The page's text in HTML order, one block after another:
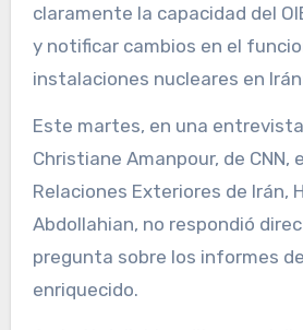
claramente la capacidad del
y notificar cambios en el
instalaciones nucleares en
Este martes, en una
Christiane Amanpour, de CNN,
Relaciones Exteriores de Irán,
Abdollahian, no respondió
pregunta sobre los informes
enriquecido.